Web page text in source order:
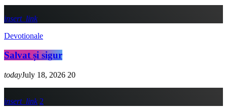
insert_link
Devotionale
Salvat și sigur
todayJuly 18, 2026 20
insert_link 2